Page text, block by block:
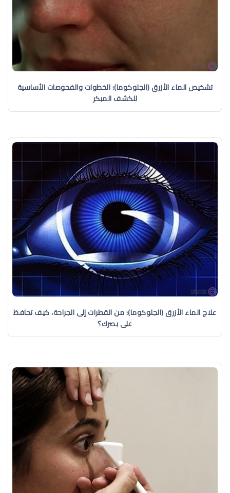
تشخيص الماء الأزرق (الجلوكوما): الخطوات والفحوصات الأساسية
للكشف المبكر
علاج الماء الأزرق (الجلوكوما): من القطرات إلى الجراحة، كيف تحافظ
على بصرك؟